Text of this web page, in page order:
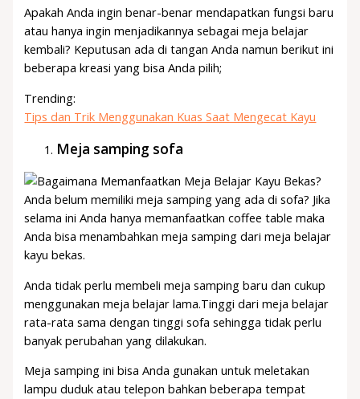
Apakah Anda ingin benar-benar mendapatkan fungsi baru
atau hanya ingin menjadikannya sebagai meja belajar
kembali? Keputusan ada di tangan Anda namun berikut ini
beberapa kreasi yang bisa Anda pilih;
Trending:
Tips dan Trik Menggunakan Kuas Saat Mengecat Kayu
Meja samping sofa
Anda belum memiliki meja samping yang ada di sofa? Jika
selama ini Anda hanya memanfaatkan coffee table maka
Anda bisa menambahkan meja samping dari meja belajar
kayu bekas.
Anda tidak perlu membeli meja samping baru dan cukup
menggunakan meja belajar lama.Tinggi dari meja belajar
rata-rata sama dengan tinggi sofa sehingga tidak perlu
banyak perubahan yang dilakukan.
Meja samping ini bisa Anda gunakan untuk meletakan
lampu duduk atau telepon bahkan beberapa tempat